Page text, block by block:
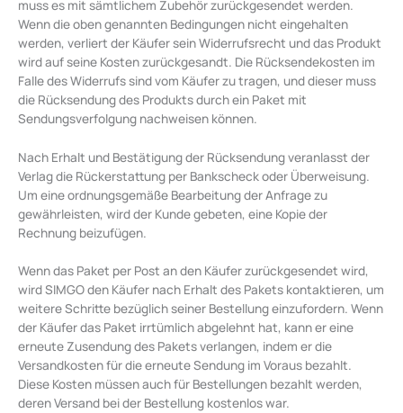
muss es mit sämtlichem Zubehör zurückgesendet werden.
Wenn die oben genannten Bedingungen nicht eingehalten
werden, verliert der Käufer sein Widerrufsrecht und das Produkt
wird auf seine Kosten zurückgesandt. Die Rücksendekosten im
Falle des Widerrufs sind vom Käufer zu tragen, und dieser muss
die Rücksendung des Produkts durch ein Paket mit
Sendungsverfolgung nachweisen können.
Nach Erhalt und Bestätigung der Rücksendung veranlasst der
Verlag die Rückerstattung per Bankscheck oder Überweisung.
Um eine ordnungsgemäße Bearbeitung der Anfrage zu
gewährleisten, wird der Kunde gebeten, eine Kopie der
Rechnung beizufügen.
Wenn das Paket per Post an den Käufer zurückgesendet wird,
wird SIMGO den Käufer nach Erhalt des Pakets kontaktieren, um
weitere Schritte bezüglich seiner Bestellung einzufordern. Wenn
der Käufer das Paket irrtümlich abgelehnt hat, kann er eine
erneute Zusendung des Pakets verlangen, indem er die
Versandkosten für die erneute Sendung im Voraus bezahlt.
Diese Kosten müssen auch für Bestellungen bezahlt werden,
deren Versand bei der Bestellung kostenlos war.